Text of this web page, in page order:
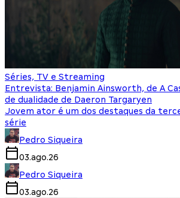
Séries, TV e Streaming
Entrevista: Benjamin Ainsworth, de A
de dualidade de Daeron Targaryen
Jovem ator é um dos destaques da
série
Pedro Siqueira
03.ago.26
Pedro Siqueira
03.ago.26